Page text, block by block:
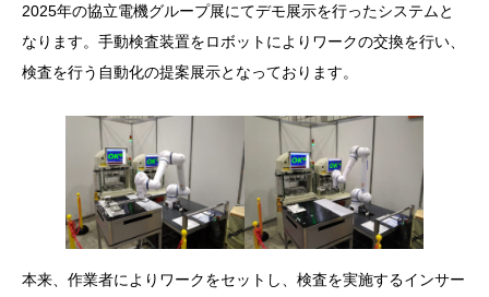
2025年の協立電機グループ展にてデモ展示を行ったシステムと
なります。手動検査装置をロボットによりワークの交換を行い、
検査を行う自動化の提案展示となっております。
本来、作業者によりワークをセットし、検査を実施するインサー